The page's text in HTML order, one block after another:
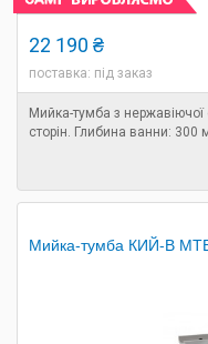
22 190 ₴
поставка: під заказ
Мийка-тумба з нержавіючої
сторін. Глибина ванни: 300
Мийка-тумба КИЙ-В